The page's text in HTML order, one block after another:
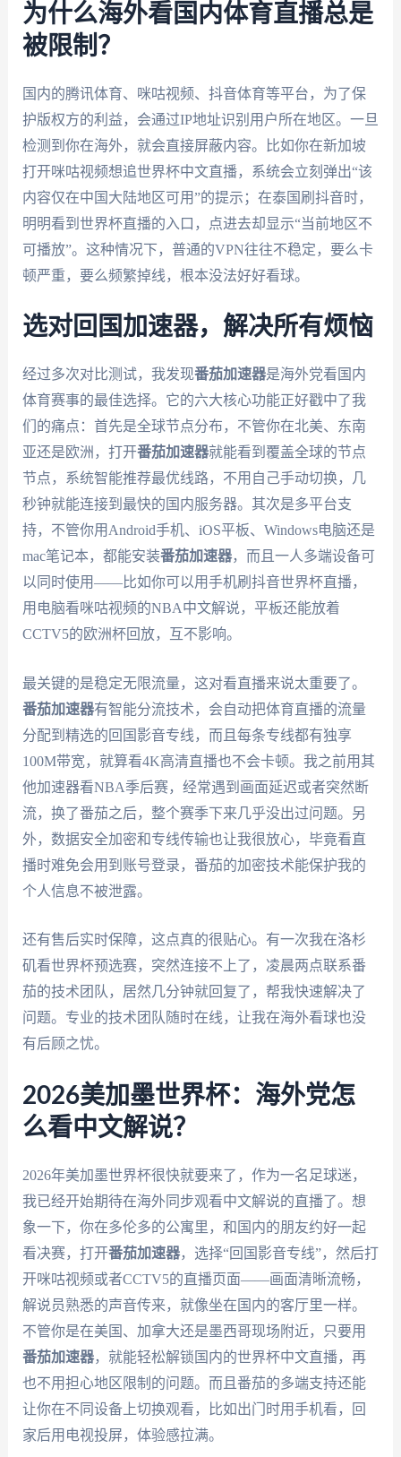
为什么海外看国内体育直播总是
被限制？
国内的腾讯体育、咪咕视频、抖音体育等平台，为了保
护版权方的利益，会通过IP地址识别用户所在地区。一旦
检测到你在海外，就会直接屏蔽内容。比如你在新加坡
打开咪咕视频想追世界杯中文直播，系统会立刻弹出“该
内容仅在中国大陆地区可用”的提示；在泰国刷抖音时，
明明看到世界杯直播的入口，点进去却显示“当前地区不
可播放”。这种情况下，普通的VPN往往不稳定，要么卡
顿严重，要么频繁掉线，根本没法好好看球。
选对回国加速器，解决所有烦恼
经过多次对比测试，我发现番茄加速器是海外党看国内
体育赛事的最佳选择。它的六大核心功能正好戳中了我
们的痛点：首先是全球节点分布，不管你在北美、东南
亚还是欧洲，打开番茄加速器就能看到覆盖全球的节点
节点，系统智能推荐最优线路，不用自己手动切换，几
秒钟就能连接到最快的国内服务器。其次是多平台支
持，不管你用Android手机、iOS平板、Windows电脑还是
mac笔记本，都能安装番茄加速器，而且一人多端设备可
以同时使用——比如你可以用手机刷抖音世界杯直播，
用电脑看咪咕视频的NBA中文解说，平板还能放着
CCTV5的欧洲杯回放，互不影响。
最关键的是稳定无限流量，这对看直播来说太重要了。
番茄加速器有智能分流技术，会自动把体育直播的流量
分配到精选的回国影音专线，而且每条专线都有独享
100M带宽，就算看4K高清直播也不会卡顿。我之前用其
他加速器看NBA季后赛，经常遇到画面延迟或者突然断
流，换了番茄之后，整个赛季下来几乎没出过问题。另
外，数据安全加密和专线传输也让我很放心，毕竟看直
播时难免会用到账号登录，番茄的加密技术能保护我的
个人信息不被泄露。
还有售后实时保障，这点真的很贴心。有一次我在洛杉
矶看世界杯预选赛，突然连接不上了，凌晨两点联系番
茄的技术团队，居然几分钟就回复了，帮我快速解决了
问题。专业的技术团队随时在线，让我在海外看球也没
有后顾之忧。
2026美加墨世界杯：海外党怎
么看中文解说？
2026年美加墨世界杯很快就要来了，作为一名足球迷，
我已经开始期待在海外同步观看中文解说的直播了。想
象一下，你在多伦多的公寓里，和国内的朋友约好一起
看决赛，打开番茄加速器，选择“回国影音专线”，然后打
开咪咕视频或者CCTV5的直播页面——画面清晰流畅，
解说员熟悉的声音传来，就像坐在国内的客厅里一样。
不管你是在美国、加拿大还是墨西哥现场附近，只要用
番茄加速器，就能轻松解锁国内的世界杯中文直播，再
也不用担心地区限制的问题。而且番茄的多端支持还能
让你在不同设备上切换观看，比如出门时用手机看，回
家后用电视投屏，体验感拉满。